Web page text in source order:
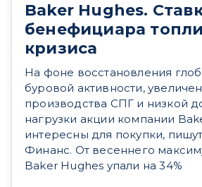
Baker Hughes.
бенефициара
кризиса
На фоне восстановления
буровой активности,
производства СПГ и низкой
нагрузки акции компании
интересны для покупки,
Финанс. От весеннего
Baker Hughes упали на 34%